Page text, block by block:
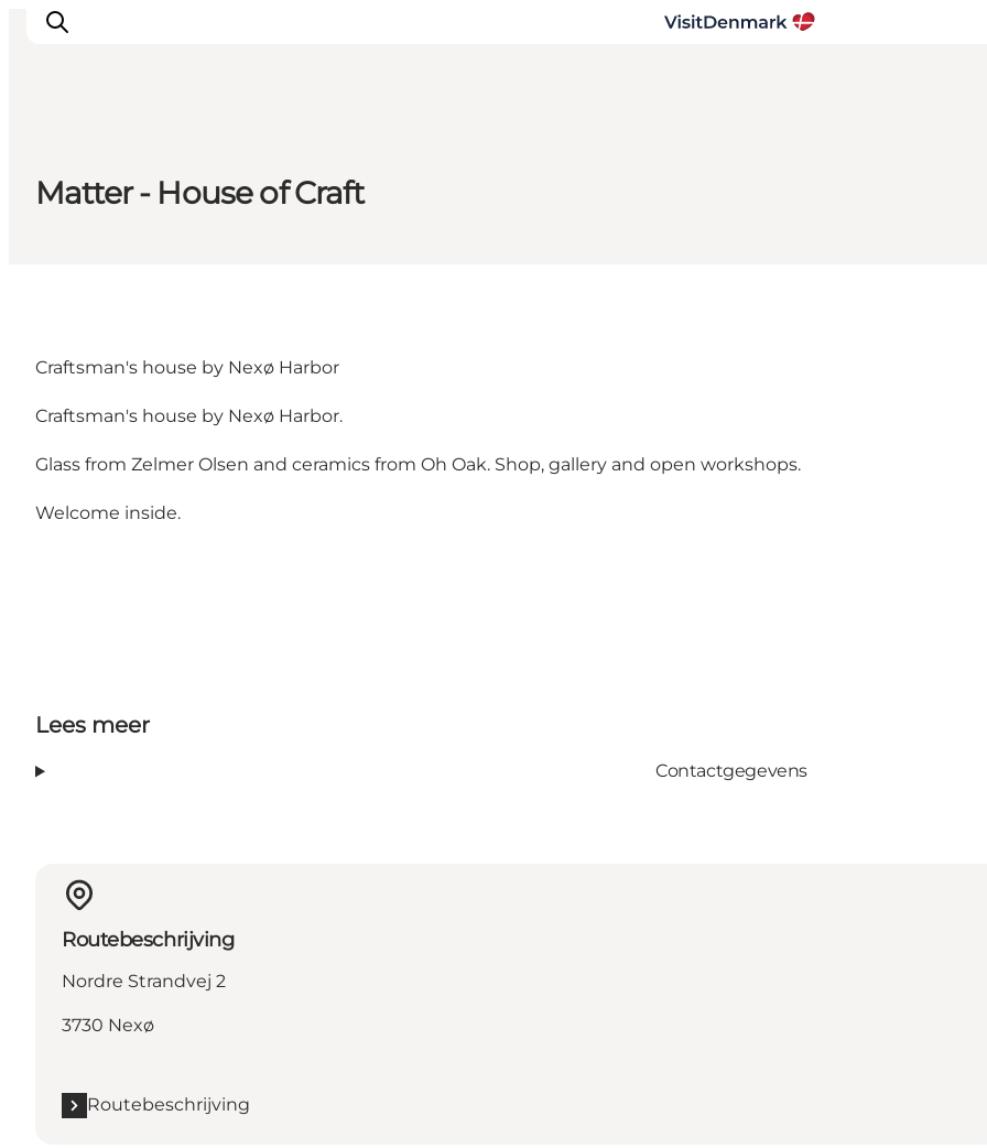
Inspiratie
Matter - House of Craft
Craftsman's house by Nexø Harbor
Craftsman's house by Nexø Harbor.
Glass from Zelmer Olsen and ceramics from Oh Oak. Shop, gallery and open workshops.
Welcome inside.
Lees meer
Contactgegevens
Routebeschrijving
Nordre Strandvej 2
3730 Nexø
Routebeschrijving